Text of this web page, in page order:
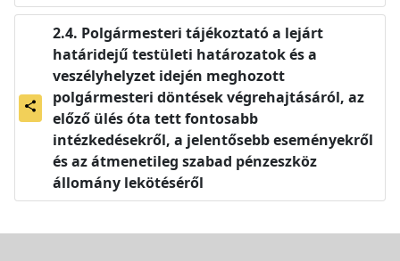
share
Polgármesteri tájékoztató a lejárt
határidejű testületi határozatok és a
veszélyhelyzet idején meghozott
polgármesteri döntések végrehajtásáról, az
előző ülés óta tett fontosabb
intézkedésekről, a jelentősebb eseményekről
és az átmenetileg szabad pénzeszköz
állomány lekötéséről